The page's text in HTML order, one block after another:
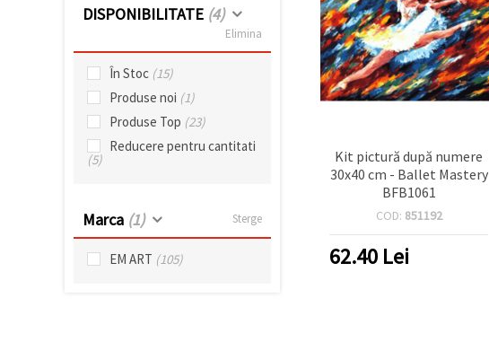
DISPONIBILITATE (4)
Elimina
În Stoc (15)
Produse noi (1)
Produse Top (23)
Reducere pentru cantitati
(5)
Marca (1) Sterge
EM ART (105)
Kit pictură după numere
30x40 cm - Ballet Mastery
BFB1061
COD: 851192
62.40 Lei